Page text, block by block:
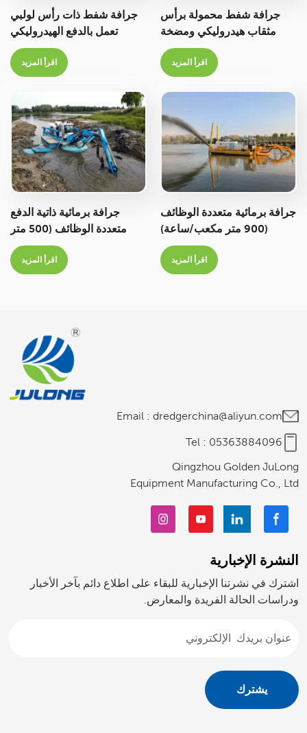
جرافة شفط محمولة برأس
مثقاب هيدروليكي ومضخة
غاطسة لتجريف البرك والأنهار
اقرأ المزيد
جرافة شفط ذات رأس لولبي
تعمل بالدفع الهيدروليكي
لتجريف الأنهار والبحيرات
والبرك
اقرأ المزيد
جرافة برمائية متعددة الوظائف
(900 متر مكعب/ساعة)
مزودة بمضخة شفط/جرافة
اقرأ المزيد
جرافة برمائية ذاتية الدفع
متعددة الوظائف (500 متر
مكعب/ساعة) للمناطق المائية
الضحلة
اقرأ المزيد
Email : dredgerchina@aliyun.com
Tel : 05363884096
Qingzhou Golden JuLong
Equipment Manufacturing Co., Ltd
النشرة الإخبارية
اشترك في نشرتنا الإخبارية للبقاء على اطلاع دائم بآخر الأخبار
ودراسات الحالة الفريدة والمعارض.